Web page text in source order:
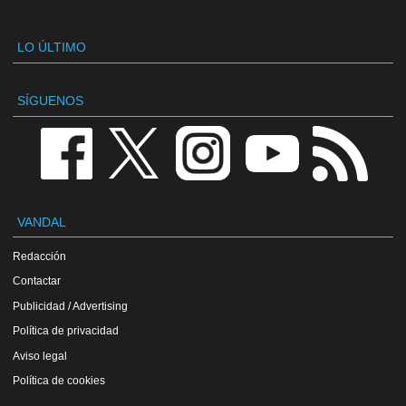
LO ÚLTIMO
SÍGUENOS
VANDAL
Redacción
Contactar
Publicidad / Advertising
Política de privacidad
Aviso legal
Política de cookies